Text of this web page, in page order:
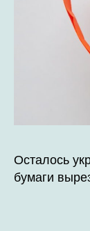
Осталось
бумаги